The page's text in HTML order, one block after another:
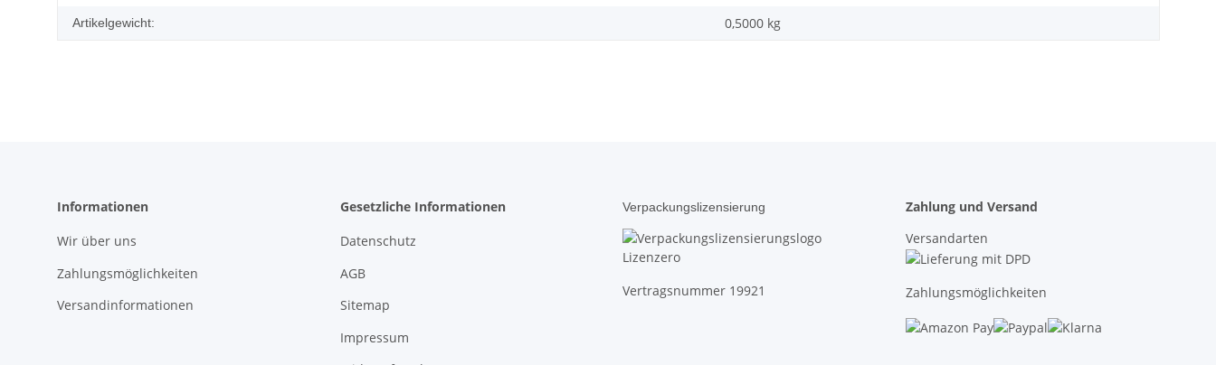
Artikelgewicht: 0,5000 kg
Informationen
Wir über uns
Zahlungsmöglichkeiten
Versandinformationen
Gesetzliche Informationen
Datenschutz
AGB
Sitemap
Impressum
Verpackungslizensierung
Vertragsnummer 19921
Zahlung und Versand
Versandarten
Zahlungsmöglichkeiten